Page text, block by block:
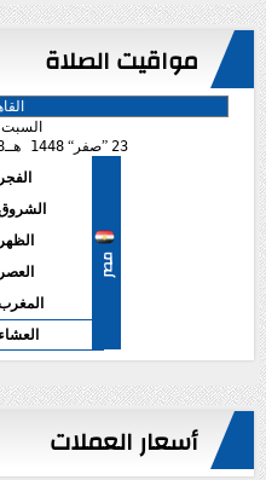
مواقيت الصلاة
السبت
23
صفر 1448 هـ
مصر
الفجر
الظهر
العصر
العشاء
أسعار العملات